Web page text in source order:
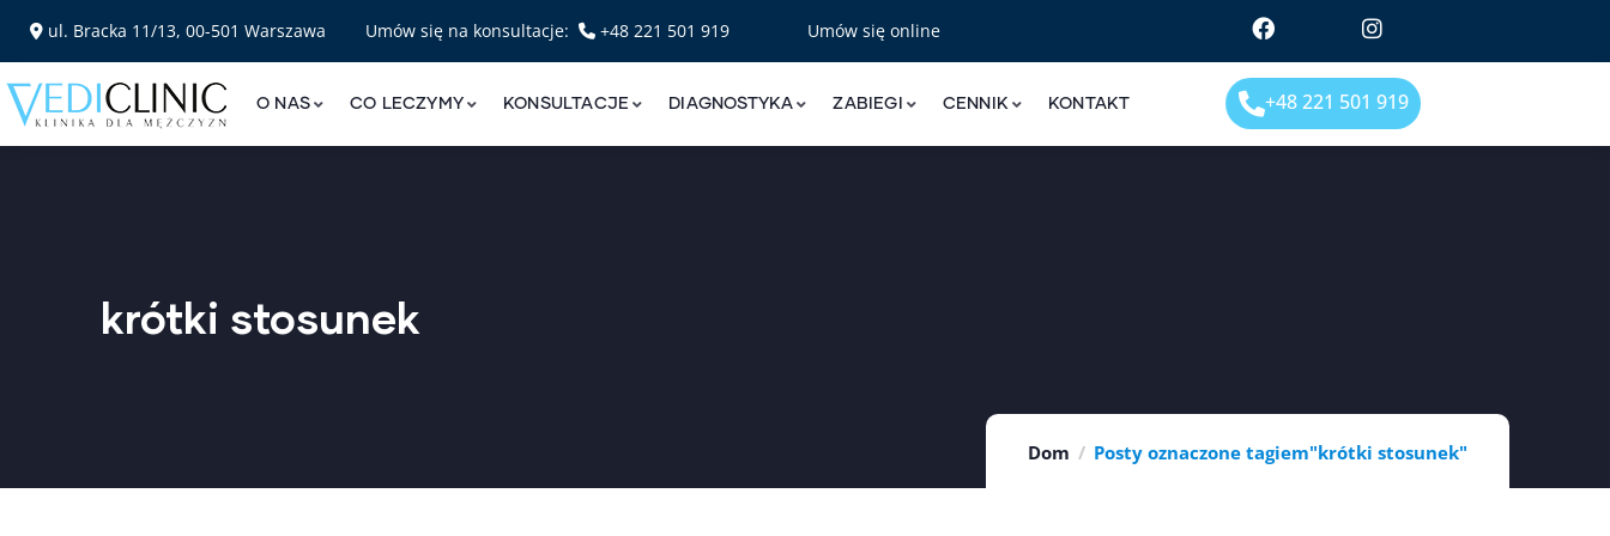
ul. Bracka 11/13, 00-501 Warszawa Umów się na konsultacje: +48 221 501 919 Umów się online
O NAS CO LECZYMY KONSULTACJE DIAGNOSTYKA ZABIEGI CENNIK KONTAKT +48 221 501 919
krótki stosunek
Dom Posty oznaczone tagiem"krótki stosunek"